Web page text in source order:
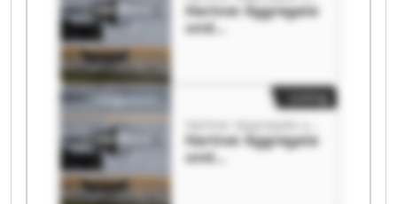
Hartner Aggregate
und
Aggregate und
Industrietechnik
Hartner Aggregate
und